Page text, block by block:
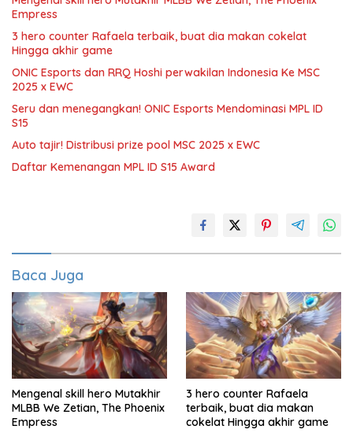
Empress
3 hero counter Rafaela terbaik, buat dia makan cokelat
Hingga akhir game
ONIC Esports dan RRQ Hoshi perwakilan Indonesia Ke MSC
2025 x EWC
Seru dan menegangkan! ONIC Esports Mendominasi MPL ID
S15
Auto tajir! Distribusi prize pool MSC 2025 x EWC
Daftar Kemenangan MPL ID S15 Award
Baca Juga
Mengenal skill hero Mutakhir
MLBB We Zetian, The Phoenix
Empress
3 hero counter Rafaela
terbaik, buat dia makan
cokelat Hingga akhir game